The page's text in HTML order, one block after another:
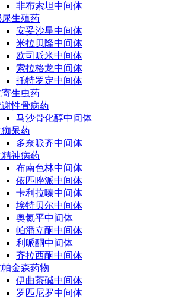
非布索坦中间体
尿生殖药
安妥沙星中间体
米拉贝隆中间体
欧司哌米中间体
索拉格龙中间体
托特罗定中间体
寄生虫药
谢性骨病药
马沙骨化醇中间体
痴呆药
多奈哌齐中间体
精神病药
布南色林中间体
依匹唑派中间体
卡利拉嗪中间体
埃特贝尔中间体
奥氮平中间体
帕潘立酮中间体
利哌酮中间体
齐拉西酮中间体
帕金森药物
伊曲茶碱中间体
罗匹尼罗中间体